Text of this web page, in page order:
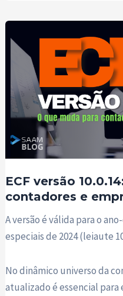
ECF versão
contadores e
A versão é válida para o
especiais de 2024 (leiaute
No dinâmico universo da
atualizado é essencial